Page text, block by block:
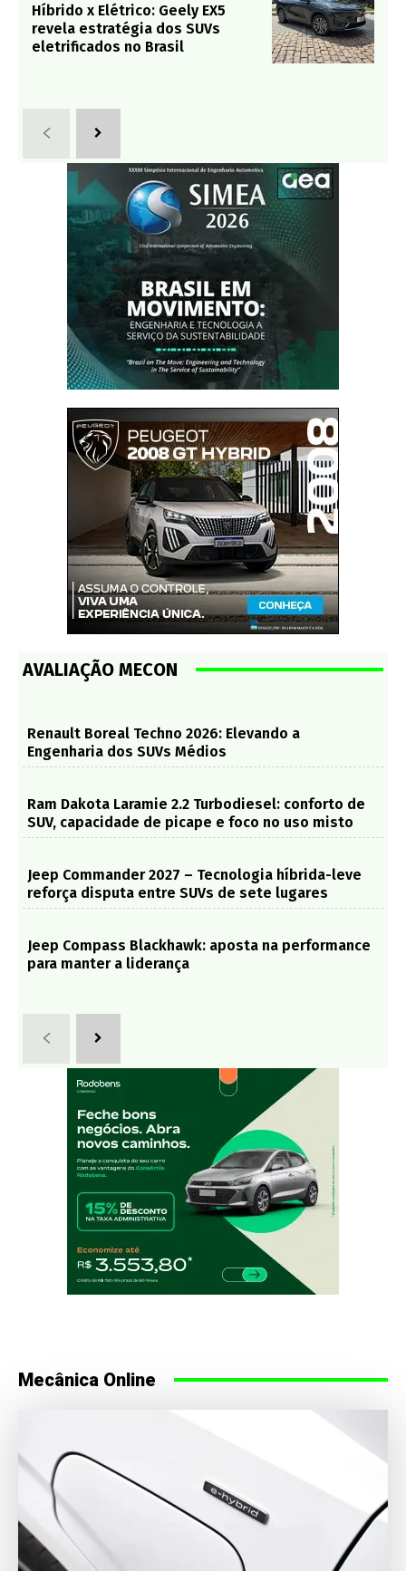
Híbrido x Elétrico: Geely EX5
revela estratégia dos SUVs
eletrificados no Brasil
AVALIAÇÃO MECON
Renault Boreal Techno 2026: Elevando a
Engenharia dos SUVs Médios
Ram Dakota Laramie 2.2 Turbodiesel: conforto de
SUV, capacidade de picape e foco no uso misto
Jeep Commander 2027 – Tecnologia híbrida-leve
reforça disputa entre SUVs de sete lugares
Jeep Compass Blackhawk: aposta na performance
para manter a liderança
Mecânica Online